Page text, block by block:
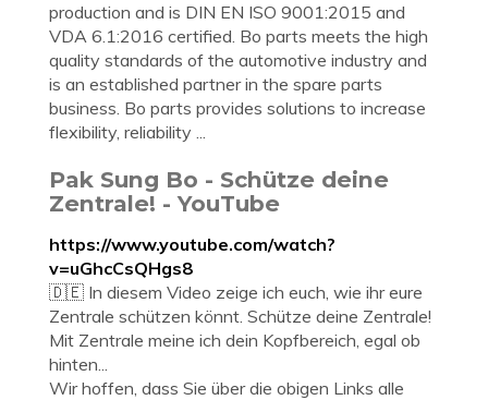
production and is DIN EN ISO 9001:2015 and
VDA 6.1:2016 certified. Bo parts meets the high
quality standards of the automotive industry and
is an established partner in the spare parts
business. Bo parts provides solutions to increase
flexibility, reliability ...
Pak Sung Bo - Schütze deine
Zentrale! - YouTube
https://www.youtube.com/watch?
v=uGhcCsQHgs8
🇩🇪 In diesem Video zeige ich euch, wie ihr eure
Zentrale schützen könnt. Schütze deine Zentrale!
Mit Zentrale meine ich dein Kopfbereich, egal ob
hinten...
Wir hoffen, dass Sie über die obigen Links alle